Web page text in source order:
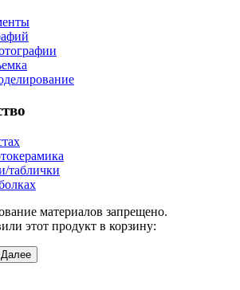
таблички
материалов запрещено.
этот продукт в корзину:
Далее